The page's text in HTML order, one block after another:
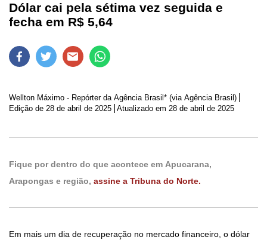
Dólar cai pela sétima vez seguida e
fecha em R$ 5,64
Wellton Máximo - Repórter da Agência Brasil* (via Agência Brasil)
Edição de 28 de abril de 2025 Atualizado em 28 de abril de 2025
Fique por dentro do que acontece em Apucarana,
Arapongas e região, assine a Tribuna do Norte.
Em mais um dia de recuperação no mercado financeiro, o dólar